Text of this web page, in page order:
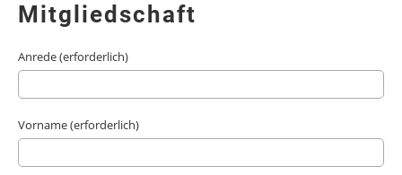
Mitgliedschaft
Anrede (erforderlich)
Vorname (erforderlich)